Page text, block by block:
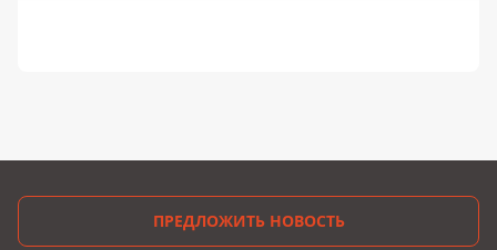
ПРЕДЛОЖИТЬ НОВОСТЬ